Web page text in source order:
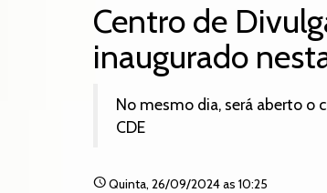
Centro de
inaugurado
No mesmo dia, será aberto o
CDE
scheduleQuinta, 26/09/2024 as 10:25